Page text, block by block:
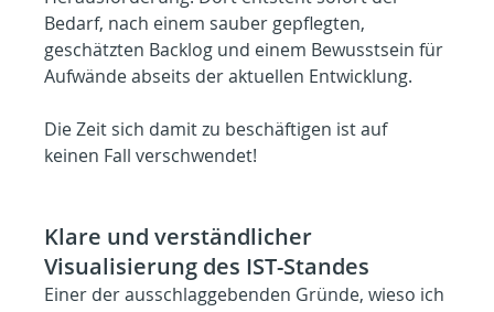
Bedarf, nach einem sauber gepflegten,
geschätzten Backlog und einem Bewusstsein für
Aufwände abseits der aktuellen Entwicklung.
Die Zeit sich damit zu beschäftigen ist auf
keinen Fall verschwendet!
Klare und verständlicher
Visualisierung des IST-Standes
Einer der ausschlaggebenden Gründe, wieso ich